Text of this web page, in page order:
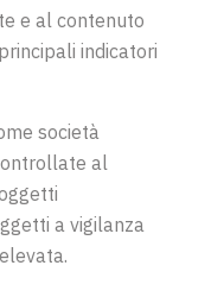
e al contenuto
indicatori
società
al
a vigilanza
.